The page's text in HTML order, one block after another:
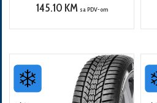
145.10 KM sa PDV-om